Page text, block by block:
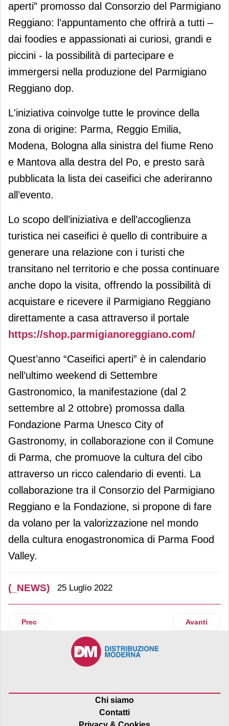
aperti” promosso dal Consorzio del Parmigiano
Reggiano: l’appuntamento che offrirà a tutti –
dai foodies e appassionati ai curiosi, grandi e
piccini - la possibilità di partecipare e
immergersi nella produzione del Parmigiano
Reggiano dop.
L'iniziativa coinvolge tutte le province della
zona di origine: Parma, Reggio Emilia,
Modena, Bologna alla sinistra del fiume Reno
e Mantova alla destra del Po, e presto sarà
pubblicata la lista dei caseifici che aderiranno
all’evento.
Lo scopo dell’iniziativa e dell’accoglienza
turistica nei caseifici è quello di contribuire a
generare una relazione con i turisti che
transitano nel territorio e che possa continuare
anche dopo la visita, offrendo la possibilità di
acquistare e ricevere il Parmigiano Reggiano
direttamente a casa attraverso il portale
https://shop.parmigianoreggiano.com/
Quest’anno “Caseifici aperti” è in calendario
nell’ultimo weekend di Settembre
Gastronomico, la manifestazione (dal 2
settembre al 2 ottobre) promossa dalla
Fondazione Parma Unesco City of
Gastronomy, in collaborazione con il Comune
di Parma, che promuove la cultura del cibo
attraverso un ricco calendario di eventi. La
collaborazione tra il Consorzio del Parmigiano
Reggiano e la Fondazione, si propone di fare
da volano per la valorizzazione nel mondo
della cultura enogastronomica di Parma Food
Valley.
(_NEWS) 25 Luglio 2022
Articolo precedente: Kimbo continua la promozione di Life
Prec Articolo
Avanti
Chi siamo
Contatti